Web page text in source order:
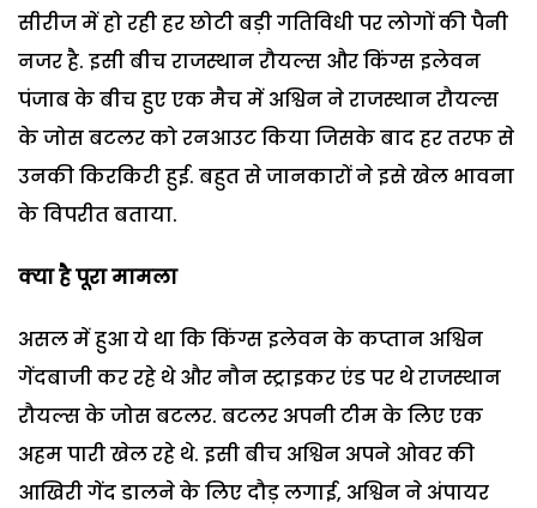
सीरीज में हो रही हर छोटी बड़ी गतिविधी पर लोगों की पैनी
नजर है. इसी बीच राजस्थान रौयल्स और किंग्स इलेवन
पंजाब के बीच हुए एक मैच में अश्विन ने राजस्थान रौयल्स
के जोस बटलर को रनआउट किया जिसके बाद हर तरफ से
उनकी किरकिरी हुई. बहुत से जानकारों ने इसे खेल भावना
के विपरीत बताया.
क्या है पूरा मामला
असल में हुआ ये था कि किंग्स इलेवन के कप्तान अश्विन
गेंदबाजी कर रहे थे और नौन स्ट्राइकर एंड पर थे राजस्थान
रौयल्स के जोस बटलर. बटलर अपनी टीम के लिए एक
अहम पारी खेल रहे थे. इसी बीच अश्विन अपने ओवर की
आखिरी गेंद डालने के लिए दौड़ लगाई, अश्विन ने अंपायर